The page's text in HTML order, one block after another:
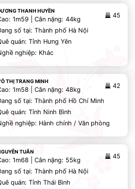
THANH HUYỀN
45
1m59 | Cân nặng: 44kg
số tại: Thành phố Hà Nội
quán: Tỉnh Hưng Yên
nghiệp: Khác
THỊ TRANG MINH
42
1m58 | Cân nặng: 48kg
số tại: Thành phố Hồ Chí Minh
quán: Tỉnh Ninh Bình
nghiệp: Hành chính / Văn phòng
TUÂN
45
1m68 | Cân nặng: 55kg
số tại: Thành phố Hà Nội
quán: Tỉnh Thái Bình